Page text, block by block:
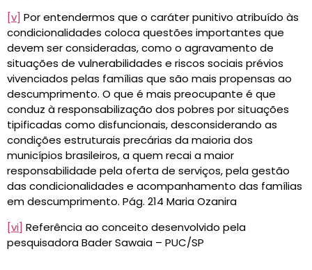
[v] Por entendermos que o caráter punitivo atribuído às
condicionalidades coloca questões importantes que
devem ser consideradas, como o agravamento de
situações de vulnerabilidades e riscos sociais prévios
vivenciados pelas famílias que são mais propensas ao
descumprimento. O que é mais preocupante é que
conduz à responsabilização dos pobres por situações
tipificadas como disfuncionais, desconsiderando as
condições estruturais precárias da maioria dos
municípios brasileiros, a quem recai a maior
responsabilidade pela oferta de serviços, pela gestão
das condicionalidades e acompanhamento das famílias
em descumprimento. Pág. 214 Maria Ozanira
[vi] Referência ao conceito desenvolvido pela
pesquisadora Bader Sawaia – PUC/SP